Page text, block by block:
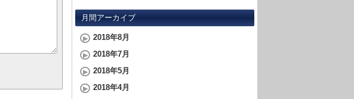
月間アーカイブ
2018年8月
2018年7月
2018年5月
2018年4月